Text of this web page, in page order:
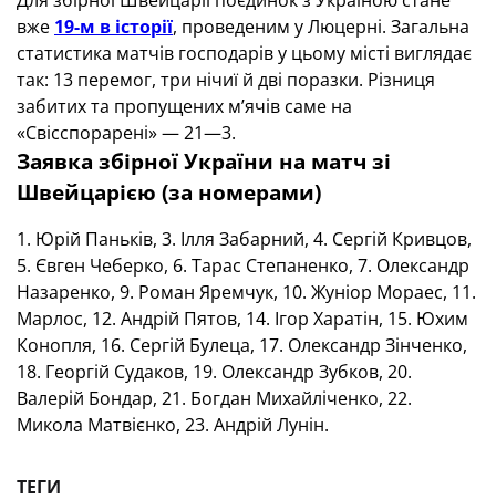
вже 19-м в історії, проведеним у Люцерні. Загальна
статистика матчів господарів у цьому місті виглядає
так: 13 перемог, три нічиї й дві поразки. Різниця
забитих та пропущених м’ячів саме на
«Свісспорарені» — 21—3.
Заявка збірної України на матч зі
Швейцарією (за номерами)
1. Юрій Паньків, 3. Ілля Забарний, 4. Сергій Кривцов,
5. Євген Чеберко, 6. Тарас Степаненко, 7. Олександр
Назаренко, 9. Роман Яремчук, 10. Жуніор Мораес, 11.
Марлос, 12. Андрій Пятов, 14. Ігор Харатін, 15. Юхим
Конопля, 16. Сергій Булеца, 17. Олександр Зінченко,
18. Георгій Судаков, 19. Олександр Зубков, 20.
Валерій Бондар, 21. Богдан Михайліченко, 22.
Микола Матвієнко, 23. Андрій Лунін.
ТЕГИ